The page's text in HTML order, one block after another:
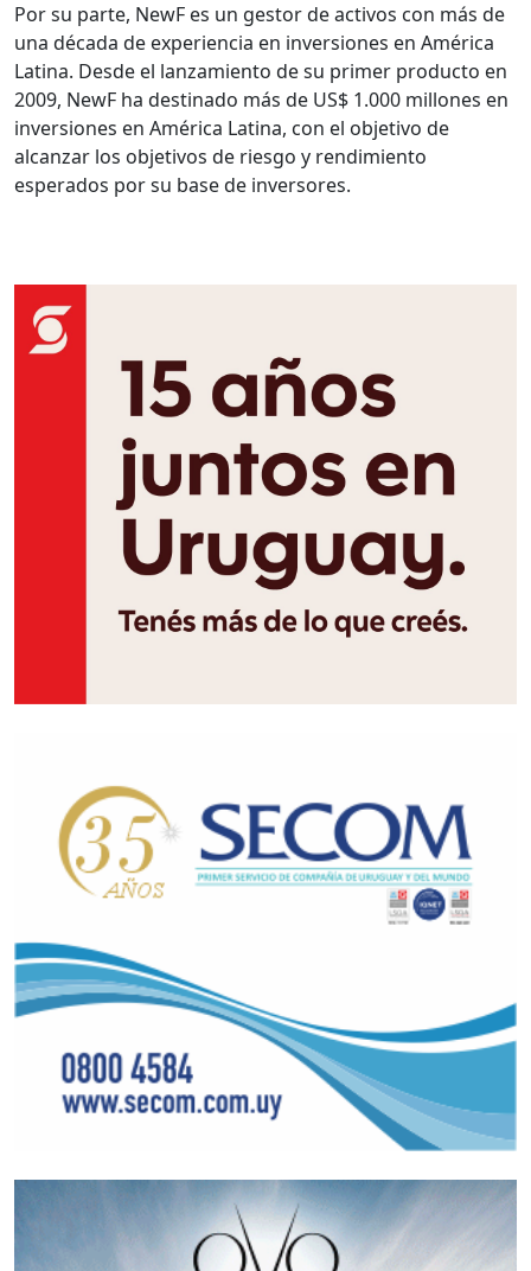
Por su parte, NewF es un gestor de activos con más de
una década de experiencia en inversiones en América
Latina. Desde el lanzamiento de su primer producto en
2009, NewF ha destinado más de US$ 1.000 millones en
inversiones en América Latina, con el objetivo de
alcanzar los objetivos de riesgo y rendimiento
esperados por su base de inversores.